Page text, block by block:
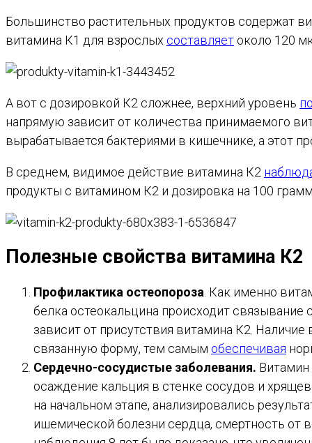
Большинство растительных продуктов содержат
витамина К1 для взрослых составляет около 120
А вот с дозировкой К2 сложнее, верхний уровень
напрямую зависит от количества принимаемого
вырабатывается бактериями в кишечнике, а этот
В среднем, видимое действие витамина К2
продукты с витамином К2 и дозировка на 100
Полезные свойства витамина К2
Профилактика остеопороза. Как именно
белка остеокальцина происходит
зависит от присутствия витамина К2.
связанную форму, тем самым обеспечивая
Сердечно-сосудистые заболевания.
осаждение кальция в стенке сосудов и
на начальном этапе, анализировались
ишемической болезни сердца, смертность от